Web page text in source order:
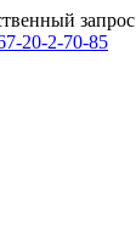
запрос
20-2-70-85